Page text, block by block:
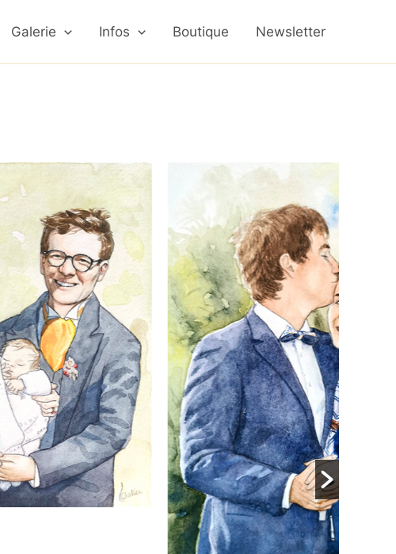
Galerie Infos Boutique Newsletter